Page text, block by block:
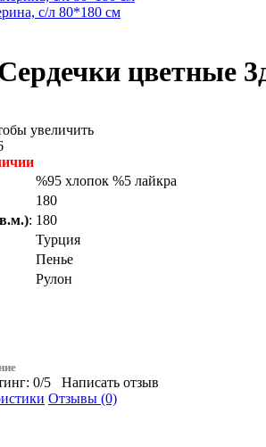
с/л 80*180 см
цветные
увеличить
%95 хлопок %5 лайкра
180
: 180
Турция
Пенье
Рулон
0/5
Написать отзыв
Отзывы (0)